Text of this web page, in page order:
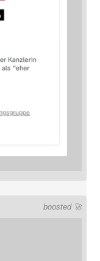
boosted 🚀